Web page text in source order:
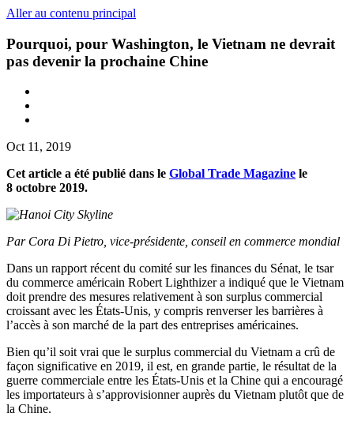
Aller au contenu principal
Pourquoi, pour Washington, le Vietnam ne devrait
pas devenir la prochaine Chine
Oct 11, 2019
Cet article a été publié dans le Global Trade Magazine le
8 octobre 2019.
Par Cora Di Pietro, vice-présidente, conseil en commerce mondial
Dans un rapport récent du comité sur les finances du Sénat, le tsar
du commerce américain Robert Lighthizer a indiqué que le Vietnam
doit prendre des mesures relativement à son surplus commercial
croissant avec les États-Unis, y compris renverser les barrières à
l’accès à son marché de la part des entreprises américaines.
Bien qu’il soit vrai que le surplus commercial du Vietnam a crû de
façon significative en 2019, il est, en grande partie, le résultat de la
guerre commerciale entre les États-Unis et la Chine qui a encouragé
les importateurs à s’approvisionner auprès du Vietnam plutôt que de
la Chine.